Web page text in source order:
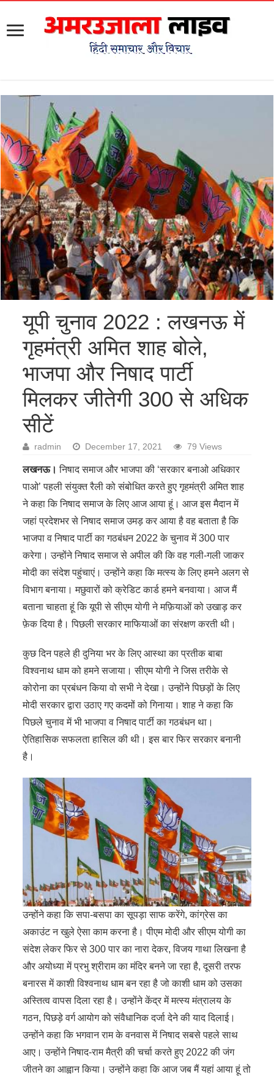
यूपी चुनाव 2022 : लखनऊ में
गृहमंत्री अमित शाह बोले,
भाजपा और निषाद पार्टी
मिलकर जीतेगी 300 से अधिक
सीटें
radmin December 17, 2021 79 Views
लखनऊ। निषाद समाज और भाजपा की ‘सरकार बनाओ अधिकार
पाओ’ पहली संयुक्त रैली को संबोधित करते हुए गृहमंत्री अमित शाह
ने कहा कि निषाद समाज के लिए आज आया हूं। आज इस मैदान में
जहां प्रदेशभर से निषाद समाज उमड़ कर आया है वह बताता है कि
भाजपा व निषाद पार्टी का गठबंधन 2022 के चुनाव में 300 पार
करेगा। उन्होंने निषाद समाज से अपील की कि वह गली-गली जाकर
मोदी का संदेश पहुंचाएं। उन्होंने कहा कि मत्स्य के लिए हमने अलग से
विभाग बनाया। मछुवारों को क्रेडिट कार्ड हमने बनवाया। आज मैं
बताना चाहता हूं कि यूपी से सीएम योगी ने मफ़ियाओं को उखाड़ कर
फ़ेक दिया है। पिछली सरकार माफियाओं का संरक्षण करती थी।
कुछ दिन पहले ही दुनिया भर के लिए आस्था का प्रतीक बाबा
विश्वनाथ धाम को हमने सजाया। सीएम योगी ने जिस तरीके से
कोरोना का प्रबंधन किया वो सभी ने देखा। उन्होंने पिछड़ों के लिए
मोदी सरकार द्वारा उठाए गए कदमों को गिनाया। शाह ने कहा कि
पिछले चुनाव में भी भाजपा व निषाद पार्टी का गठबंधन था।
ऐतिहासिक सफलता हासिल की थी। इस बार फिर सरकार बनानी
है।
उन्होंने कहा कि सपा-बसपा का सूपड़ा साफ करेंगे, कांग्रेस का
अकाउंट न खुले ऐसा काम करना है। पीएम मोदी और सीएम योगी का
संदेश लेकर फिर से 300 पार का नारा देकर, विजय गाथा लिखना है
और अयोध्या में प्रभु श्रीराम का मंदिर बनने जा रहा है, दूसरी तरफ
बनारस में काशी विश्वनाथ धाम बन रहा है जो काशी धाम को उसका
अस्तित्व वापस दिला रहा है। उन्होंने केंद्र में मत्स्य मंत्रालय के
गठन, पिछड़े वर्ग आयोग को संवैधानिक दर्जा देने की याद दिलाई।
उन्होंने कहा कि भगवान राम के वनवास में निषाद सबसे पहले साथ
आए। उन्होंने निषाद-राम मैत्री की चर्चा करते हुए 2022 की जंग
जीतने का आह्वान किया। उन्होंने कहा कि आज जब मैं यहां आया हूं तो